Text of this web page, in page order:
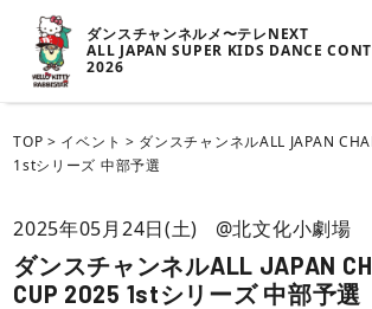
ダンスチャンネルメ〜テレNEXT
ALL JAPAN SUPER KIDS DANCE
2026
TOP > イベント > ダンスチャンネルALL JAPAN
1stシリーズ 中部予選
2025年05月24日(土) @北文化小劇場
ダンスチャンネルALL JAPAN
CUP 2025 1stシリーズ 中部予選